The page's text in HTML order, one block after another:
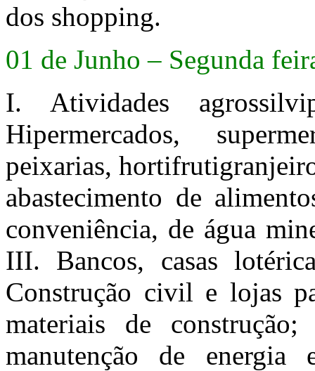
dos shopping.
01 de Junho – Segunda
I. Atividades
Hipermercados,
peixarias,
abastecimento de
conveniência, de água
III. Bancos, casas
Construção civil e lojas
materiais de
manutenção de energia